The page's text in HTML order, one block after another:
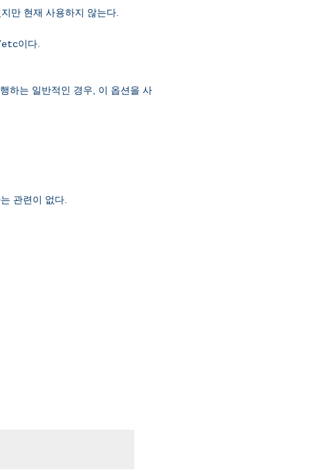
만 현재 사용하지 않는다.
이다.
하는 일반적인 경우, 이 옵션을 사
관련이 없다.